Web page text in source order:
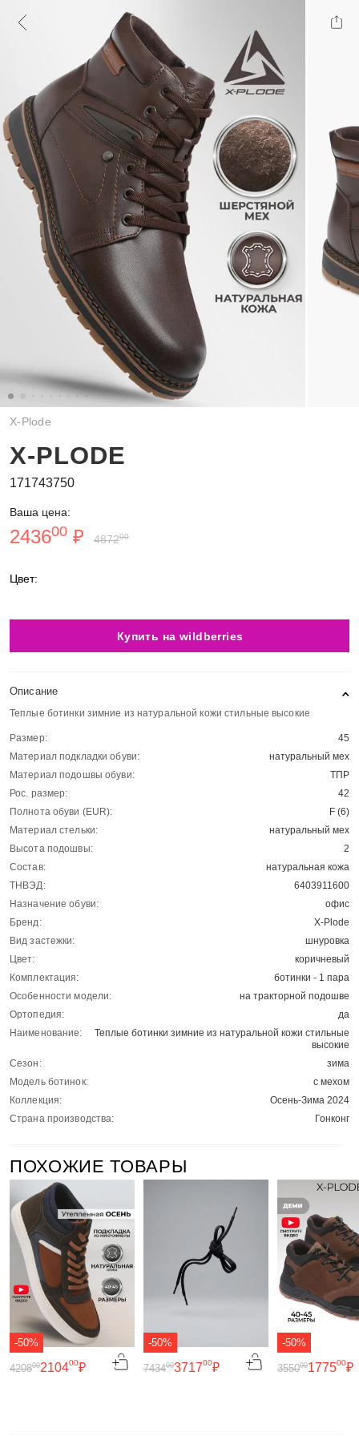
X-Plode
X-PLODE
171743750
Ваша цена:
243600 ₽ 487200
Цвет:
Купить на wildberries
Описание
Теплые ботинки зимние из натуральной кожи стильные высокие
Размер:
45
Материал подкладки обуви:
натуральный мех
Материал подошвы обуви:
ТПР
Рос. размер:
42
Полнота обуви (EUR):
F (6)
Материал стельки:
натуральный мех
Высота подошвы:
2
Состав:
натуральная кожа
ТНВЭД:
6403911600
Назначение обуви:
офис
Бренд:
X-Plode
Вид застежки:
шнуровка
Цвет:
коричневый
Комплектация:
ботинки - 1 пара
Особенности модели:
на тракторной подошве
Ортопедия:
да
Наименование:
Теплые ботинки зимние из натуральной кожи стильные
высокие
Сезон:
зима
Модель ботинок:
с мехом
Коллекция:
Осень-Зима 2024
Страна производства:
Гонконг
ПОХОЖИЕ ТОВАРЫ
-50%
210400₽
420800
-50%
371700₽
743400
-50%
177500₽
355000